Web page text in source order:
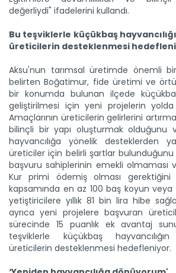
değerliydi" ifadelerini kullandı.
Bu teşviklerle küçükbaş
üreticilerin desteklenmesi
Aksu'nun tarımsal üretimde önemli
belirten Boğatimur, fide üretimi ve
bir konumda bulunan ilçede
geliştirilmesi için yeni projelerin yolda
Amaçlarının üreticilerin gelirlerini
bilinçli bir yapı oluşturmak olduğunu
hayvancılığa yönelik desteklerden
üreticiler için belirli şartlar
başvuru sahiplerinin emekli
Kur primi ödemiş olması
kapsamında en az 100 baş koyun veya
yetiştiricilere yıllık 81 bin lira hibe
ayrıca yeni projelere başvuran
sürecinde 15 puanlık ek avantaj
teşviklerle küçükbaş
üreticilerin desteklenmesi hedefleniyor.